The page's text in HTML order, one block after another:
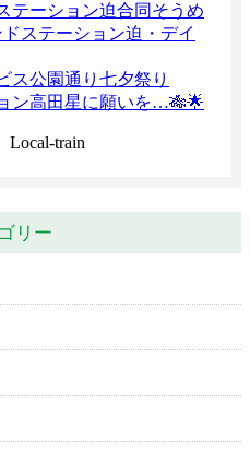
テーション迫合同そうめ
ステーション迫・デイ
ス公園通り 七夕祭り
ン高田星に願いを…🎋🌟
train
リー